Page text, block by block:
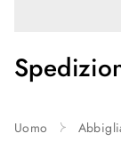
Uomo